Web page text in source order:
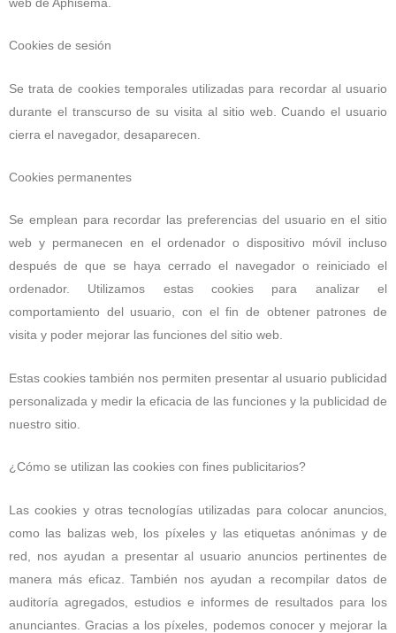
Cookies de sesión
Se trata de cookies temporales utilizadas para recordar al usuario
durante el transcurso de su visita al sitio web. Cuando el usuario
cierra el navegador, desaparecen.
Cookies permanentes
Se emplean para recordar las preferencias del usuario en el sitio
web y permanecen en el ordenador o dispositivo móvil incluso
después de que se haya cerrado el navegador o reiniciado el
ordenador. Utilizamos estas cookies para analizar el
comportamiento del usuario, con el fin de obtener patrones de
visita y poder mejorar las funciones del sitio web.
Estas cookies también nos permiten presentar al usuario publicidad
personalizada y medir la eficacia de las funciones y la publicidad de
nuestro sitio.
¿Cómo se utilizan las cookies con fines publicitarios?
Las cookies y otras tecnologías utilizadas para colocar anuncios,
como las balizas web, los píxeles y las etiquetas anónimas y de
red, nos ayudan a presentar al usuario anuncios pertinentes de
manera más eficaz. También nos ayudan a recompilar datos de
auditoría agregados, estudios e informes de resultados para los
anunciantes. Gracias a los píxeles, podemos conocer y mejorar la